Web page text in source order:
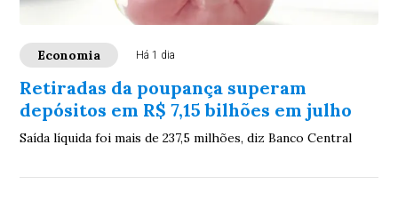
Economia Há 1 dia
Retiradas da poupança superam
depósitos em R$ 7,15 bilhões em julho
Saída líquida foi mais de 237,5 milhões, diz Banco Central